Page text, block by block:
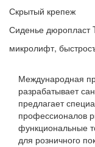
Скрытый крепеж
Сиденье дюропласт
микролифт,
Международная
разрабатывает
предлагает
профессионалов
функциональные
для розничного